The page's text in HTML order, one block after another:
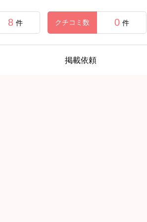
8 件 クチコミ数 0 件
掲載依頼